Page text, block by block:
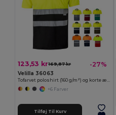
123,53 kr169,87 kr -27%
Velilla 36063
Tofarvet poloshirt (160 g/m²) og korte ærmer, i polyester (100 %)
+6 Farver
Tilføj Til Kurv